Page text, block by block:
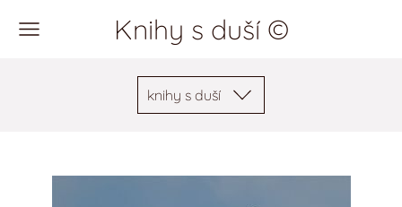
Knihy s duší ©
knihy s duší